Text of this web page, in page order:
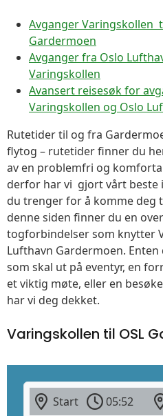
Avganger Varingskollen
Gardermoen
Avganger fra Oslo
Varingskollen
Avansert reisesøk for
Varingskollen og Oslo
Rutetider til og fra
flytog – rutetider finner du
av en problemfri og
derfor har vi gjort vårt beste
du trenger for å komme deg
denne siden finner du en
togforbindelser som knytter
Lufthavn Gardermoen.
som skal ut på eventyr, en
et viktig møte, eller en
har vi deg dekket.
Varingskollen til OSL
Start 05:52